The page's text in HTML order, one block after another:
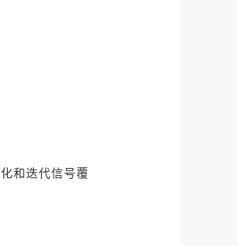
和迭代信号覆